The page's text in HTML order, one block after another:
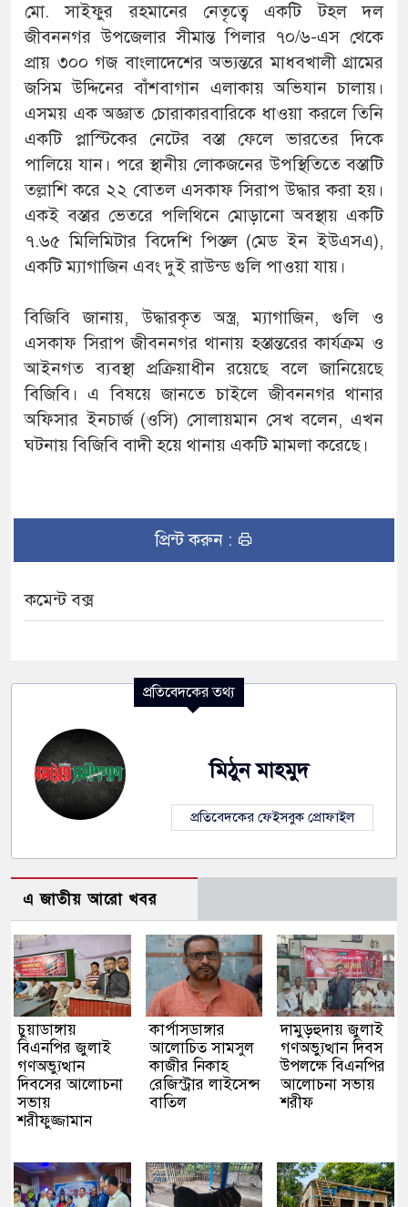
মো. সাইফুর রহমানের নেতৃত্বে একটি টহল দল
জীবননগর উপজেলার সীমান্ত পিলার ৭০/৬-এস থেকে
প্রায় ৩০০ গজ বাংলাদেশের অভ্যন্তরে মাধবখালী গ্রামের
জসিম উদ্দিনের বাঁশবাগান এলাকায় অভিযান চালায়।
এসময় এক অজ্ঞাত চোরাকারবারিকে ধাওয়া করলে তিনি
একটি প্লাস্টিকের নেটের বস্তা ফেলে ভারতের দিকে
পালিয়ে যান। পরে স্থানীয় লোকজনের উপস্থিতিতে বস্তাটি
তল্লাশি করে ২২ বোতল এসকাফ সিরাপ উদ্ধার করা হয়।
একই বস্তার ভেতরে পলিথিনে মোড়ানো অবস্থায় একটি
৭.৬৫ মিলিমিটার বিদেশি পিস্তল (মেড ইন ইউএসএ),
একটি ম্যাগাজিন এবং দুই রাউন্ড গুলি পাওয়া যায়।
বিজিবি জানায়, উদ্ধারকৃত অস্ত্র, ম্যাগাজিন, গুলি ও
এসকাফ সিরাপ জীবননগর থানায় হস্তান্তরের কার্যক্রম ও
আইনগত ব্যবস্থা প্রক্রিয়াধীন রয়েছে বলে জানিয়েছে
বিজিবি। এ বিষয়ে জানতে চাইলে জীবননগর থানার
অফিসার ইনচার্জ (ওসি) সোলায়মান সেখ বলেন, এখন
ঘটনায় বিজিবি বাদী হয়ে থানায় একটি মামলা করেছে।
প্রিন্ট করুন :
কমেন্ট বক্স
প্রতিবেদকের তথ্য
মিঠুন মাহমুদ
প্রতিবেদকের ফেইসবুক প্রোফাইল
এ জাতীয় আরো খবর
চুয়াডাঙ্গায়
বিএনপির জুলাই
গণঅভ্যুত্থান
দিবসের আলোচনা
সভায়
শরীফুজ্জামান
কার্পাসডাঙ্গার
আলোচিত সামসুল
কাজীর নিকাহ
রেজিস্ট্রার লাইসেন্স
বাতিল
দামুড়হুদায় জুলাই
গণঅভ্যুত্থান দিবস
উপলক্ষে বিএনপির
আলোচনা সভায়
শরীফ